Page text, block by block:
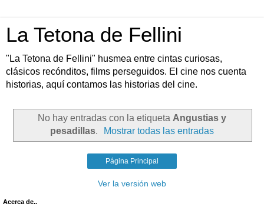
La Tetona de Fellini
"La Tetona de Fellini" husmea entre cintas curiosas,
clásicos recónditos, films perseguidos. El cine nos cuenta
historias, aquí contamos las historias del cine.
No hay entradas con la etiqueta Angustias y
pesadillas. Mostrar todas las entradas
Página Principal
Ver la versión web
Acerca de..